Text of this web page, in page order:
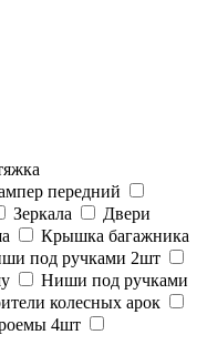
передний
Зеркала
Двери
Крышка багажника
под ручками 2шт
Ниши под ручками
колесных арок
4шт